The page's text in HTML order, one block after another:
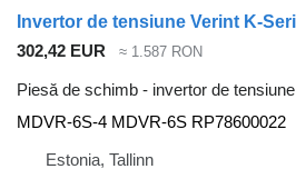
302,42 EUR ≈ 1.587 RON
Piesă de schimb - invertor de tensiune
MDVR-6S-4 MDVR-6S RP78600022
Estonia, Tallinn